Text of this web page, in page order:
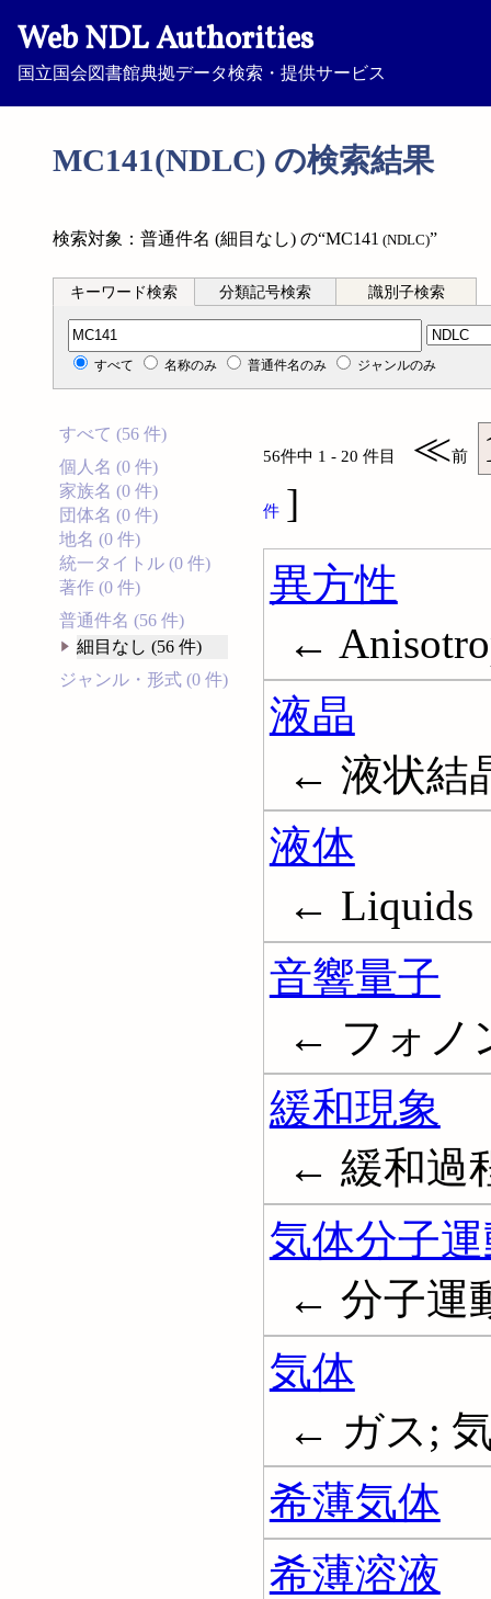
Web NDL Authorities
国立国会図書館典拠データ検索・提供サービス
MC141(NDLC) の検索結果
検索対象：普通件名 (細目なし) の“MC141 (NDLC)”
キーワード検索 分類記号検索 識別子検索
分類記号検索
すべて 名称のみ 普通件名のみ ジャンルのみ
すべて (56 件)
個人名 (0 件)
家族名 (0 件)
団体名 (0 件)
地名 (0 件)
統一タイトル (0 件)
著作 (0 件)
普通件名 (56 件)
細目なし (56 件)
ジャンル・形式 (0 件)
56件中 1 - 20 件目 ≪前
件 ]
異方性
←
液晶
← 液状結
液体
← Liquids
音響量子
← フォノ
緩和現象
← 緩和過
気体分子
← 分子運
気体
← ガス; 気
希薄気体
希薄溶液